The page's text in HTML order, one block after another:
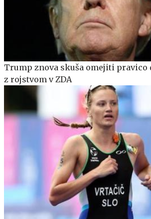
Trump znova skuša omejiti pravico
z rojstvom v ZDA